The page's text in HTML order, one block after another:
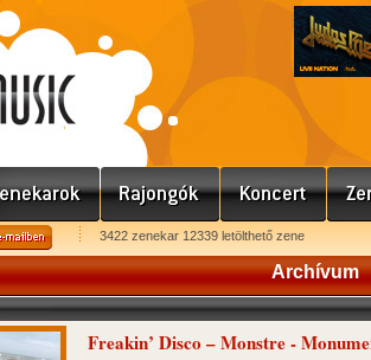
3422 zenekar 12339 letölthető zene
Archívum
Freakin’ Disco – Monstre -